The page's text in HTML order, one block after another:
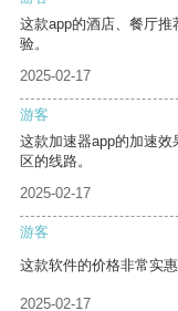
这款app的酒店、餐厅
验。
2025-02-17
游客
这款加速器app的加速
区的线路。
2025-02-17
游客
这款软件的价格非常实惠
2025-02-17